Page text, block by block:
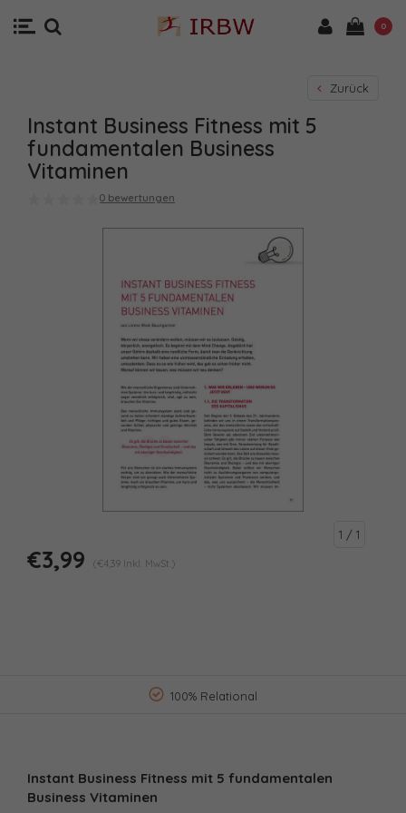
0
Zurück
Instant Business Fitness mit 5
fundamentalen Business
Vitaminen
0 bewertungen
1 / 1
€3,99 (€4,39 Inkl. MwSt.)
100% Relational
Instant Business Fitness mit 5 fundamentalen
Business Vitaminen